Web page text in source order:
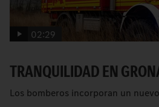
02:29
TRANQUILIDAD EN
Los bomberos incorporan un